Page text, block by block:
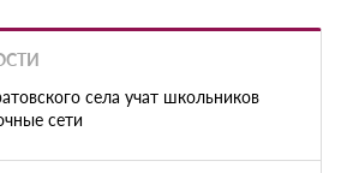
села учат школьников
сети